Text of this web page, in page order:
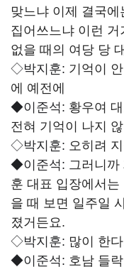
맞느냐 이제 결국
집어쓰느냐 이런 거
없을 때의 여당 당
◇박지훈: 기억이
에 예전에
◆이준석: 황우여
전혀 기억이 나지
◇박지훈: 오히려
◆이준석: 그러니까
훈 대표 입장에서
을 때 보면 일주일
졌거든요.
◇박지훈: 많이 한
◆이준석: 호남 들